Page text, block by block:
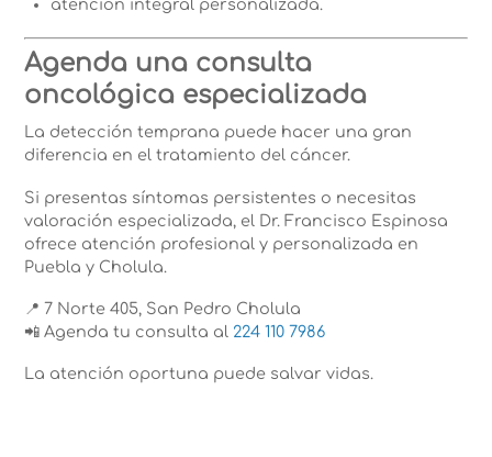
atención integral personalizada.
Agenda una consulta
oncológica especializada
La detección temprana puede hacer una gran
diferencia en el tratamiento del cáncer.
Si presentas síntomas persistentes o necesitas
valoración especializada, el Dr. Francisco Espinosa
ofrece atención profesional y personalizada en
Puebla y Cholula.
📍 7 Norte 405, San Pedro Cholula
📲 Agenda tu consulta al 224 110 7986
La atención oportuna puede salvar vidas.